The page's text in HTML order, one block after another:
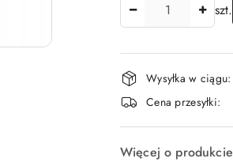
szt.
Dostępność
i
dostawa
Wysyłka w ciągu:
Cena przesyłki:
Więcej o produkcie